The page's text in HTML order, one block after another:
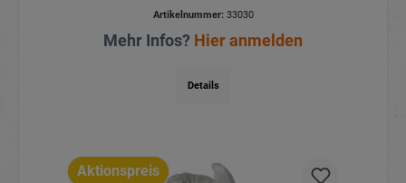
Artikelnummer:33030
Mehr Infos? Hier anmelden
Details
Aktionspreis